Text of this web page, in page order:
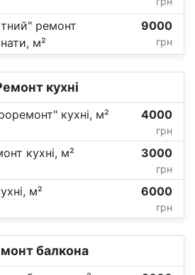
ремонт
м²
9000
грн
кухні
кухні, м² 4000
грн
кухні, м² 3000
грн
м² 6000
грн
балкона